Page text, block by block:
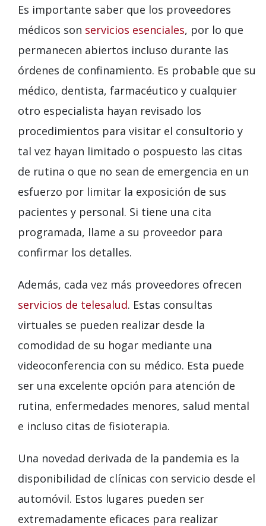
Es importante saber que los proveedores
médicos son servicios esenciales, por lo que
permanecen abiertos incluso durante las
órdenes de confinamiento. Es probable que su
médico, dentista, farmacéutico y cualquier
otro especialista hayan revisado los
procedimientos para visitar el consultorio y
tal vez hayan limitado o pospuesto las citas
de rutina o que no sean de emergencia en un
esfuerzo por limitar la exposición de sus
pacientes y personal. Si tiene una cita
programada, llame a su proveedor para
confirmar los detalles.
Además, cada vez más proveedores ofrecen
servicios de telesalud. Estas consultas
virtuales se pueden realizar desde la
comodidad de su hogar mediante una
videoconferencia con su médico. Esta puede
ser una excelente opción para atención de
rutina, enfermedades menores, salud mental
e incluso citas de fisioterapia.
Una novedad derivada de la pandemia es la
disponibilidad de clínicas con servicio desde el
automóvil. Estos lugares pueden ser
extremadamente eficaces para realizar